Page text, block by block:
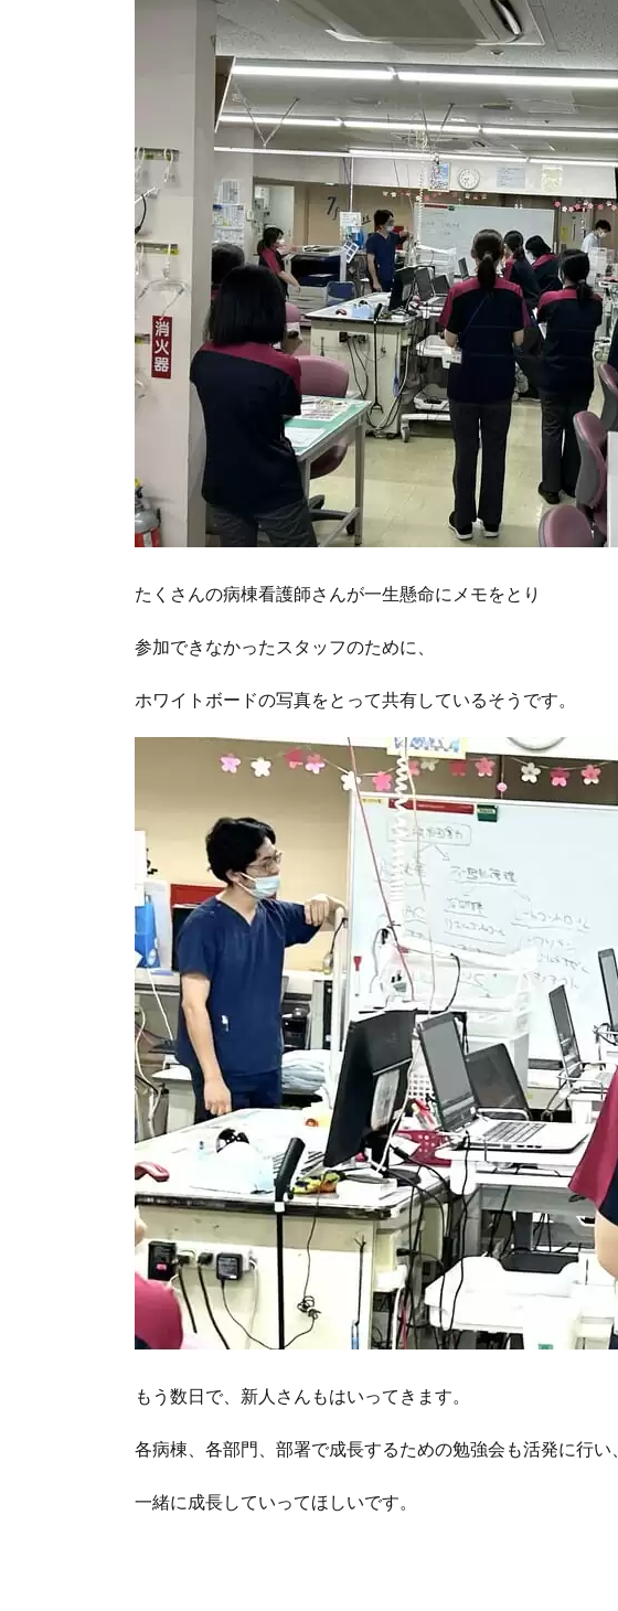
たくさんの病棟看護師さんが一生懸命にメモをとり
参加できなかったスタッフのために、
ホワイトボードの写真をとって共有しているそうです。
もう数日で、新人さんもはいってきます。
各病棟、各部門、部署で成長するための勉強会も活発に行い、
一緒に成長していってほしいです。